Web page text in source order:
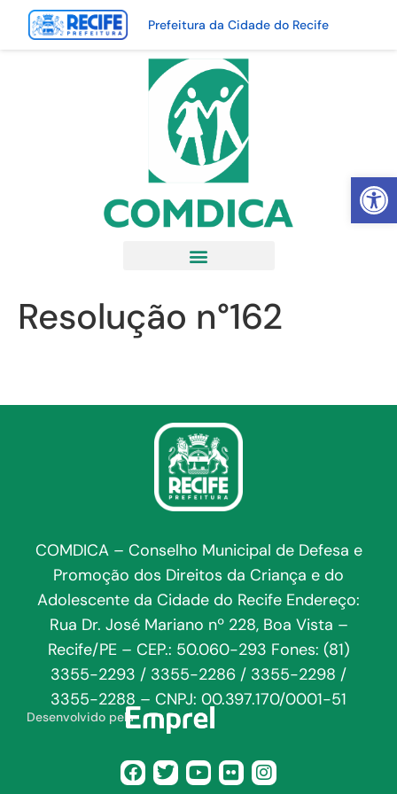
Abrir
Prefeitura da Cidade do Recife
Resolução n°162
COMDICA – Conselho Municipal de Defesa e
Promoção dos Direitos da Criança e do
Adolescente da Cidade do Recife Endereço:
Rua Dr. José Mariano nº 228, Boa Vista –
Recife/PE – CEP.: 50.060-293 Fones: (81)
3355-2293 / 3355-2286 / 3355-2298 /
3355-2288 – CNPJ: 00.397.170/0001-51
Desenvolvido pela